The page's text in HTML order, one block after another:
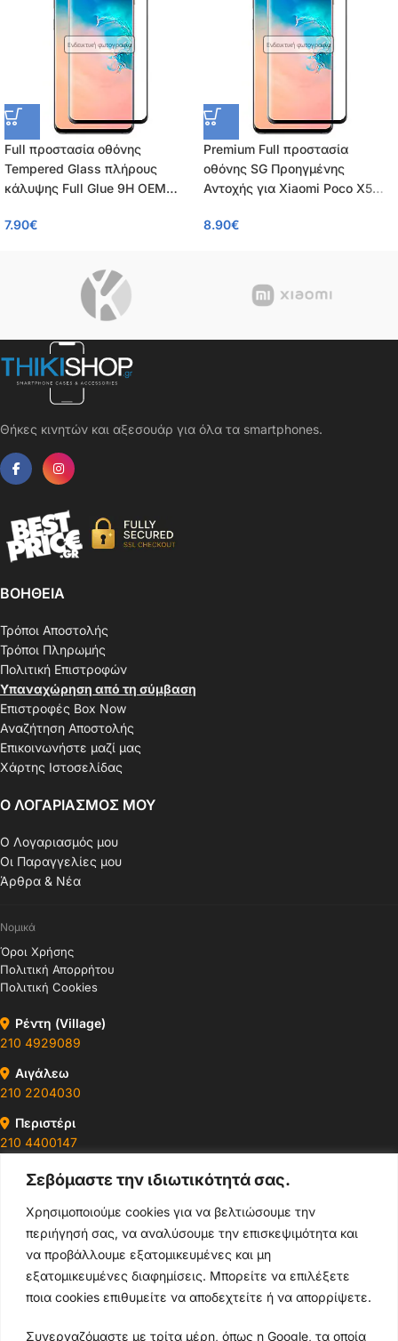
Σεβόμαστε την ιδιωτικότητά σας.
Χρησιμοποιούμε cookies για να βελτιώσουμε την
περιήγησή σας, να αναλύσουμε την επισκεψιμότητα και
να προβάλλουμε εξατομικευμένες και μη
εξατομικευμένες διαφημίσεις. Μπορείτε να επιλέξετε
ποια cookies επιθυμείτε να αποδεχτείτε ή να απορρίψετε.
Συνεργαζόμαστε με τρίτα μέρη, όπως η Google, τα οποία
Ενδεικτική φωτογραφία
Full προστασία οθόνης
Tempered Glass πλήρους
κάλυψης Full Glue 9H OEM
12 Pro 5G / Poco X5 Pro 5G /
7.90€
Ενδεικτική φωτογραφία
Premium Full προστασία
οθόνης SG Προηγμένης
Αντοχής για Xiaomi Poco X5
Redmi Note 12 Pro+ – Tempered
8.90€
Θήκες κινητών και αξεσουάρ για όλα τα smartphones.
ΒΟΗΘΕΙΑ
Τρόποι Αποστολής
Τρόποι Πληρωμής
Πολιτική Επιστροφών
Υπαναχώρηση από τη σύμβαση
Επιστροφές Box Now
Αναζήτηση Αποστολής
Επικοινωνήστε μαζί μας
Χάρτης Ιστοσελίδας
Ο ΛΟΓΑΡΙΑΣΜΟΣ ΜΟΥ
Ο Λογαριασμός μου
Οι Παραγγελίες μου
Άρθρα & Νέα
Νομικά
Όροι Χρήσης
Πολιτική Απορρήτου
Πολιτική Cookies
Ρέντη (Village)
210 4929089
Αιγάλεω
210 2204030
Περιστέρι
210 4400147
Ωράρια & Διευθύνσεις →
210 4929089
Κεντρικό τηλέφωνο
info@thikishop.gr